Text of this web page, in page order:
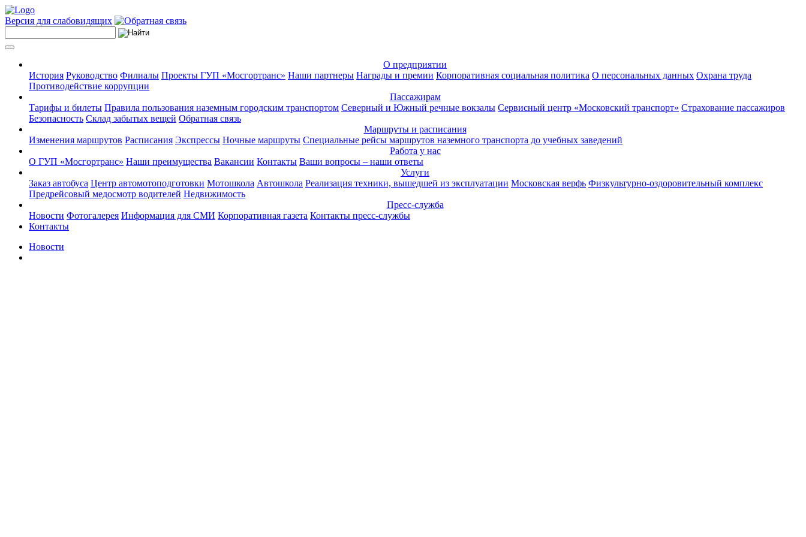
Версия для слабовидящих
О предприятии
История Руководство Филиалы Проекты ГУП «Мосгортранс» Наши партнеры Награды и премии Корпоративная социальная политика О персональных данных Охрана труда
Противодействие коррупции
Пассажирам
Тарифы и билеты Правила пользования наземным городским транспортом Северный и Южный речные вокзалы Сервисный центр «Московский транспорт» Страхование пассажиров
Безопасность Склад забытых вещей Обратная связь
Маршруты и расписания
Изменения маршрутов Расписания Экспрессы Ночные маршруты Специальные рейсы маршрутов наземного транспорта до учебных заведений
Работа у нас
О ГУП «Мосгортранс» Наши преимущества Вакансии Контакты Ваши вопросы – наши ответы
Услуги
Заказ автобуса Центр автомотоподготовки Мотошкола Автошкола Реализация техники, вышедшей из эксплуатации Московская верфь Физкультурно-оздоровительный комплекс
Предрейсовый медосмотр водителей Недвижимость
Пресс-служба
Новости Фотогалерея Информация для СМИ Корпоративная газета Контакты пресс-службы
Контакты
Новости